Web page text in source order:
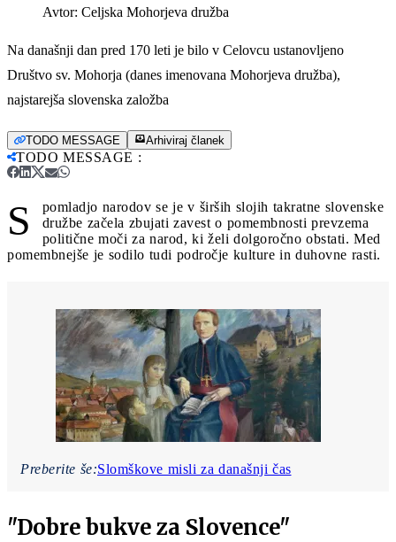
Avtor: Celjska Mohorjeva družba
Na današnji dan pred 170 leti je bilo v Celovcu ustanovljeno
Društvo sv. Mohorja (danes imenovana Mohorjeva družba),
najstarejša slovenska založba
TODO MESSAGE Arhiviraj članek
TODO MESSAGE :
S
pomladjo narodov se je v širših slojih takratne slovenske
družbe začela zbujati zavest o pomembnosti prevzema
politične moči za narod, ki želi dolgoročno obstati. Med
pomembnejše je sodilo tudi področje kulture in duhovne rasti.
Preberite še:Slomškove misli za današnji čas
"Dobre bukve za Slovence"